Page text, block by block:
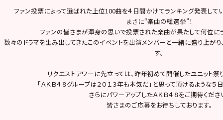
ファン投票によって選ばれた上位100曲を４日間かけてランキング発表してい
まさに“楽曲の総選挙”！
ファンの皆さまが渾身の思いで投票された楽曲が果たして何位に
数々のドラマを生み出してきたこのイベントを出演メンバーと一緒に盛り上がり
す。
リクエストアワーに先立っては、昨年初めて開催したユニット祭
「ＡＫＢ４８グループは２０１３年も本気だ」と思って頂けるような５
さらにパワーアップしたＡＫＢ４８をご期待くださ
皆さまのご応募をお待ちしております。